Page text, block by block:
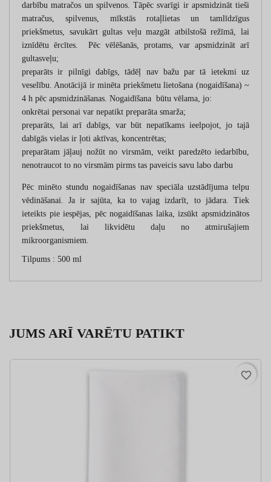
darbību matračos un spilvenos. Tāpēc svarīgi ir apsmidzināt tieši
matračus, spilvenus, mīkstās rotaļlietas un tamlīdzīgus
priekšmetus, savukārt gultas veļu mazgāt atbilstošā režīmā, lai
iznīdētu ērcītes. Pēc vēlēšanās, protams, var apsmidzināt arī
gultasveļu;
preparāts ir pilnīgi dabīgs, tādēļ nav bažu par tā ietekmi uz
veselību. Anotācijā ir minēta priekšmetu lietošana (nogaidīšana) ~
4 h pēc apsmidzināšanas. Nogaidīšana būtu vēlama, jo:
onkrētai personai var nepatikt preparāta smarža;
preparāts, lai arī dabīgs, var būt nepatīkams ieelpojot, jo tajā
dabīgās vielas ir ļoti aktīvas, koncentrētas;
preparātam jāļauj nožūt no virsmām, veikt paredzēto iedarbību,
nenotraucot to no virsmām pirms tas paveicis savu labo darbu
Pēc minēto stundu nogaidīšanas nav speciāla uzstādījuma telpu
vēdināšanai. Ja ir sajūta, ka to vajag izdarīt, to jādara. Tiek
ieteikts pie iespējas, pēc nogaidīšanas laika, izsūkt apsmidzinātos
priekšmetus, lai likvidētu daļu no atmirušajiem
mikroorganismiem.
Tilpums : 500 ml
JUMS ARĪ VARĒTU PATIKT
favorite_border